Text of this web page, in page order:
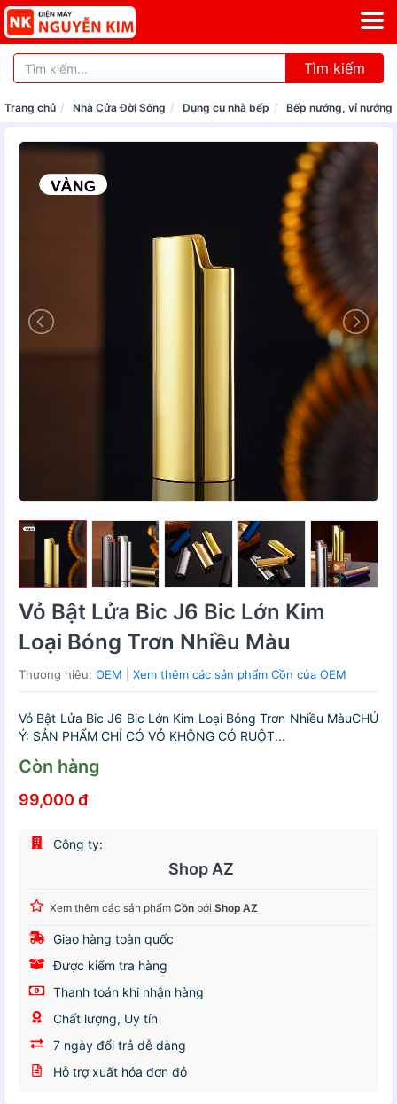
Tìm kiếm
Trang chủ Nhà Cửa Đời Sống Dụng cụ nhà bếp Bếp nướng, vỉ nướng
Vỏ Bật Lửa Bic J6 Bic Lớn Kim
Loại Bóng Trơn Nhiều Màu
Thương hiệu: OEM Xem thêm các sản phẩm Cồn của OEM
Vỏ Bật Lửa Bic J6 Bic Lớn Kim Loại Bóng Trơn Nhiều MàuCHÚ
Ý: SẢN PHẨM CHỈ CÓ VỎ KHÔNG CÓ RUỘT...
Còn hàng
99,000 đ
Công ty:
Shop AZ
Xem thêm các sản phẩm Cồn bởi Shop AZ
Giao hàng toàn quốc
Được kiểm tra hàng
Thanh toán khi nhận hàng
Chất lượng, Uy tín
7 ngày đổi trả dễ dàng
Hỗ trợ xuất hóa đơn đỏ